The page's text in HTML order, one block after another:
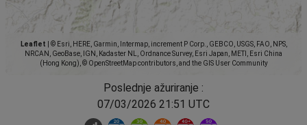
Leaflet
© Esri, HERE, Garmin, Intermap, increment P Corp., GEBCO, USGS, FAO, NPS,
NRCAN, GeoBase, IGN, Kadaster NL, Ordnance Survey, Esri Japan, METI, Esri China
(Hong Kong), © OpenStreetMap contributors, and the GIS User Community
Poslednje ažuriranje :
07/03/2026 21:51 UTC